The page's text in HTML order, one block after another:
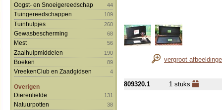
Oogst- en Snoeigereedschap
44
Tuingereedschappen 109
Tuinhulpjes 260
Gewasbescherming 68
Mest 56
Zaaihulpmiddelen 190
Boeken 89
VreekenClub en Zaadgidsen 4
Overigen
Dierenliefde
131
Natuurpotten 38
vergroot
809320.1 1 stuks